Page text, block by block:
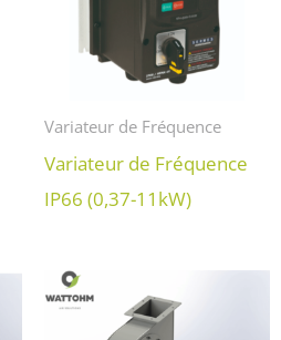
Variateur de Fréquence
Variateur de Fréquence
IP66 (0,37-11kW)